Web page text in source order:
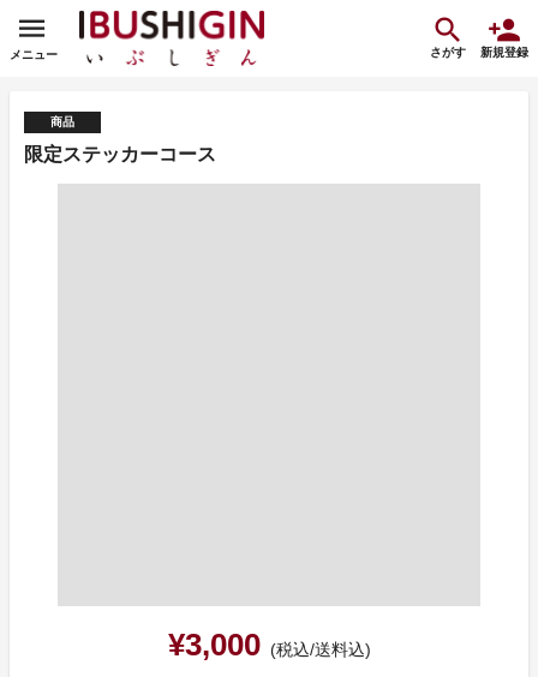
メニュー さがす 新規登録
商品
限定ステッカーコース
¥3,000 (税込/送料込)